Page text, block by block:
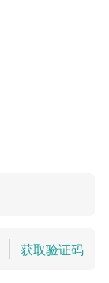
获取验证码